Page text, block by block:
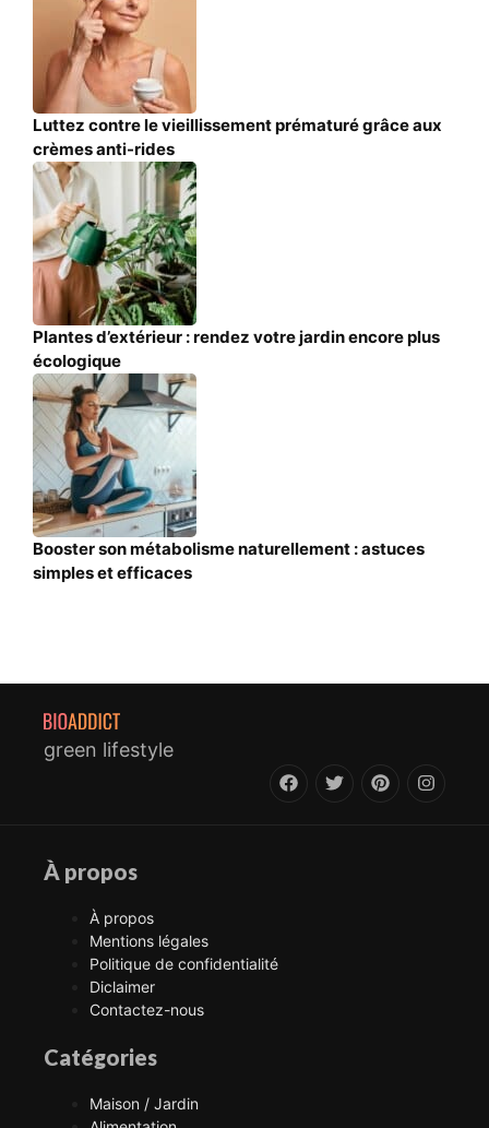
Luttez contre le vieillissement prématuré grâce aux
crèmes anti-rides
Plantes d’extérieur : rendez votre jardin encore plus
écologique
Booster son métabolisme naturellement : astuces
simples et efficaces
green lifestyle
À propos
À propos
Mentions légales
Politique de confidentialité
Diclaimer
Contactez-nous
Catégories
Maison / Jardin